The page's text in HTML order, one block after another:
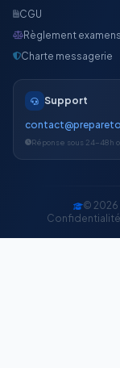
CGU
Règlement examens
Charte messagerie
Support
Réponse sous 24-48h
© 2026
Confidentialité